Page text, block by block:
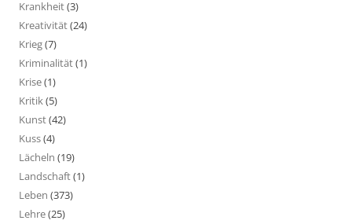
Krankheit(3)
Kreativität(24)
Krieg(7)
Kriminalität(1)
Krise(1)
Kritik(5)
Kunst(42)
Kuss(4)
Lächeln (19)
Landschaft(1)
Leben (373)
Lehre(25)